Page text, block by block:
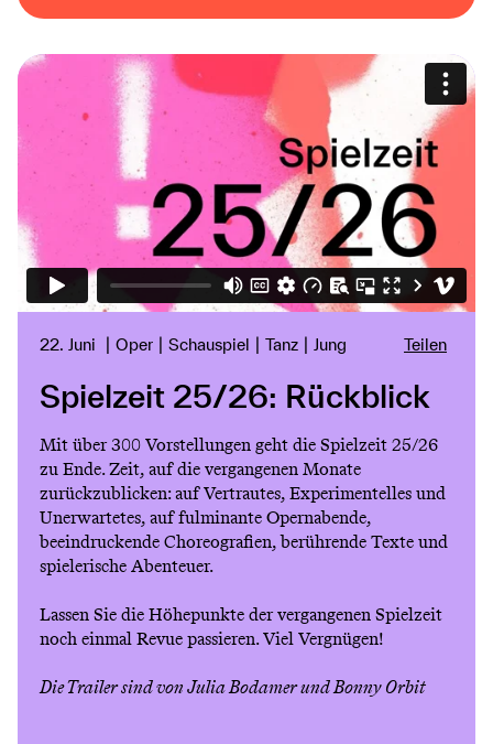
22. Juni Oper Schauspiel Tanz Jung Teilen
Spielzeit 25/26: Rückblick
Mit über 300 Vorstellungen geht die Spielzeit 25/26
zu Ende. Zeit, auf die vergangenen Monate
zurückzublicken: auf Vertrautes, Experimentelles und
Unerwartetes, auf fulminante Opernabende,
beeindruckende Choreografien, berührende Texte und
spielerische Abenteuer.
Lassen Sie die Höhepunkte der vergangenen Spielzeit
noch einmal Revue passieren. Viel Vergnügen!
Die Trailer sind von Julia Bodamer und Bonny Orbit